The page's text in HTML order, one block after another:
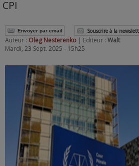
CPI
Envoyer par email Souscrire à la
Auteur : Oleg Nesterenko | Editeur : Walt
Mardi, 23 Sept. 2025 - 15h25